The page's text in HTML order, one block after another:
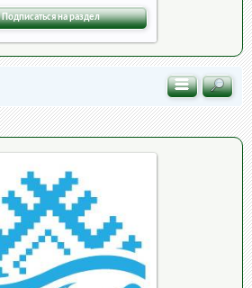
Подписаться на раздел